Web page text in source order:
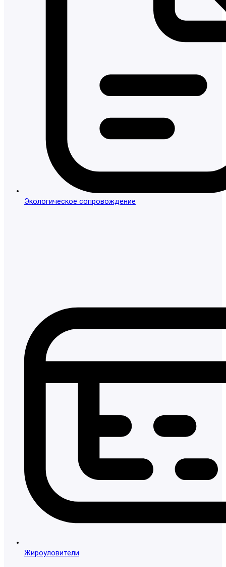
Экологическое сопровождение
Жироуловители